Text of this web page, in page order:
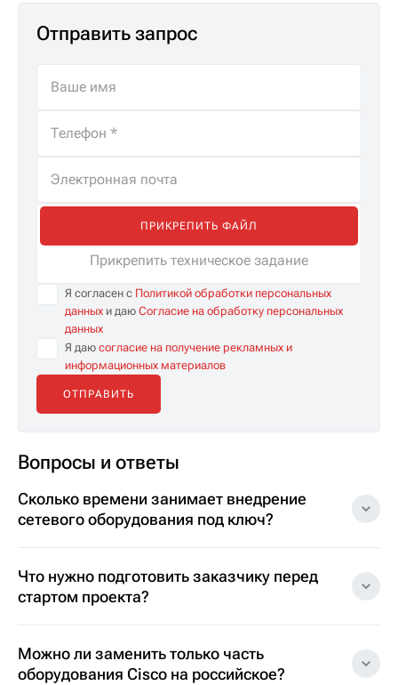
Отправить запрос
ПРИКРЕПИТЬ ФАЙЛ
Прикрепить техническое задание
Я согласен с Политикой обработки персональных
данных и даю Согласие на обработку персональных
данных
Я даю согласие на получение рекламных и
информационных материалов
Вопросы и ответы
Сколько времени занимает внедрение
сетевого оборудования под ключ?
Что нужно подготовить заказчику перед
стартом проекта?
Можно ли заменить только часть
оборудования Cisco на российское?